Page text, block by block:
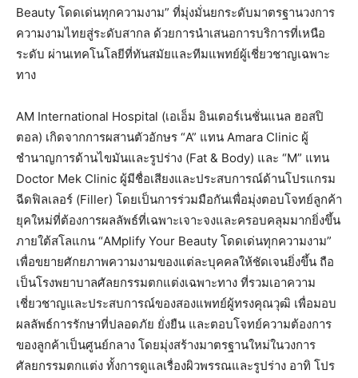
Beauty โดดเด่นทุกความงาม” ที่มุ่งมั่นยกระดับมาตรฐานวงการ
ความงามไทยสู่ระดับสากล ด้วยการนำเสนอการบริการที่เหนือ
ระดับ ผ่านเทคโนโลยีที่ทันสมัยและทีมแพทย์ผู้เชี่ยวชาญเฉพาะ
ทาง
AM International Hospital (เอเอ็ม อินเตอร์เนชั่นแนล ฮอสปิ
ตอล) เกิดจากการผสานตัวอักษร “A” แทน Amara Clinic ผู้
ชำนาญการด้านไขมันและรูปร่าง (Fat & Body) และ “M” แทน
Doctor Mek Clinic ผู้มีชื่อเสียงและประสบการณ์ด้านโปรแกรม
ฉีดฟิลเลอร์ (Filler) โดยเป็นการร่วมมือกันเพื่อมุ่งตอบโจทย์ลูกค้า
ยุคใหม่ที่ต้องการผลลัพธ์ที่เฉพาะเจาะจงและครอบคลุมมากยิ่งขึ้น
ภายใต้สโลแกน “AMplify Your Beauty โดดเด่นทุกความงาม”
เพื่อขยายศักยภาพความงามของแต่ละบุคคลให้ชัดเจนยิ่งขึ้น ถือ
เป็นโรงพยาบาลศัลยกรรมตกแต่งเฉพาะทาง ที่รวมเอาความ
เชี่ยวชาญและประสบการณ์ของสองแพทย์ผู้ทรงคุณวุฒิ เพื่อมอบ
ผลลัพธ์การรักษาที่ปลอดภัย ยั่งยืน และตอบโจทย์ความต้องการ
ของลูกค้าเป็นศูนย์กลาง โดยมุ่งสร้างมาตรฐานใหม่ในวงการ
ศัลยกรรมตกแต่ง ทั้งการดูแลเรื่องผิวพรรณและรูปร่าง อาทิ โปร